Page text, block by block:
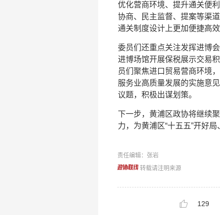
优化营商环境、提升通关便
协商、民主监督、提案等渠
通关制度设计上更加便捷高
委员们还重点关注发挥进博
进博场馆开展保税展示交易
员们聚焦进口贸易营商环境
服务业高质量发展的实施意
议题，积极出谋划策。
下一步，黄浦区政协将继续
力，为黄浦区“十五五”开好
责任编辑：张岩
转载请注明来源
129